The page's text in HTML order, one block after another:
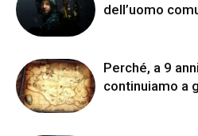
dell’uomo
Perché, a 9
continuiamo a